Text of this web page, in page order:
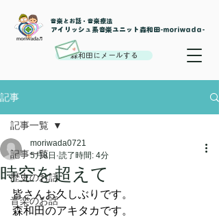
音楽とお話・音楽療法
​アイリッシュ系音楽ユニット森和田-moriwada-
森和田にメールする
記事
記事一覧
歴史のお話
音楽のお話
記事一覧
時空を超えて
moriwada0721
5月8日 読了時間: 4分
皆さんお久しぶりです。
森和田のアキタカです。